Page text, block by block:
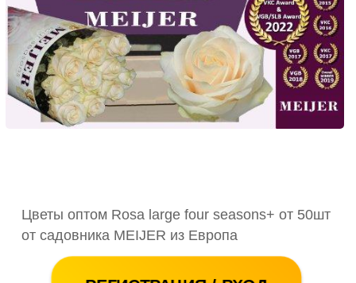
Цветы оптом Rosa large four seasons+ от 50шт
от садовника MEIJER из Европа